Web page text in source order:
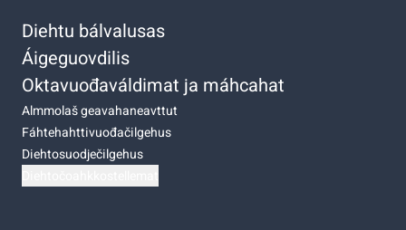
Diehtu bálvalusas
Áigeguovdilis
Oktavuođaváldimat ja máhcahat
Almmolaš geavahaneavttut
Fáhtehahttivuođačilgehus
Diehtosuodječilgehus